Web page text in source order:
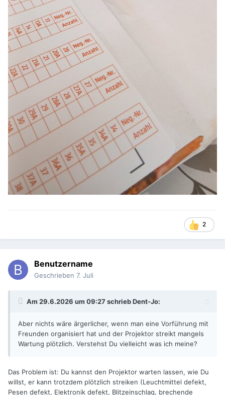
2
Benutzername
Geschrieben 7. Juli
Am 29.6.2026 um 09:27 schriebDent-Jo:
Aber nichts wäre ärgerlicher, wenn man eine Vorführung mit
Freunden organisiert hat und der Projektor streikt mangels
Wartung plötzlich. Verstehst Du vielleicht was ich meine?
Das Problem ist: Du kannst den Projektor warten lassen, wie Du
willst, er kann trotzdem plötzlich streiken (Leuchtmittel defekt,
Pesen defekt, Elektronik defekt, Blitzeinschlag, brechende